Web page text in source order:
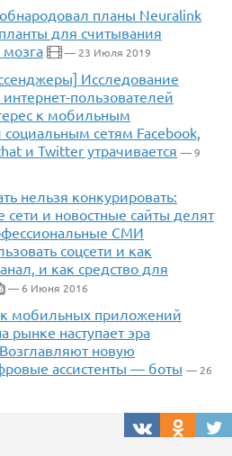
планы Neuralink
для считывания
— 23 Июля 2019
Исследование
интернет-пользователей
к мобильным
сетям Facebook,
и Twitter утрачивается — 9
нельзя конкурировать:
сети и новостные сайты делят
СМИ
соцсети и как
и как средство для
6 — 6 Июня 2016
мобильных приложений
рынке наступает эра
новую
ассистенты — боты — 26